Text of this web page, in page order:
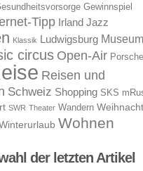
Gewinnspiel
Tipp Irland Jazz
Klassik Ludwigsburg Museum
circus Open-Air Porsche
Reisen und
Schweiz Shopping SKS
SWR Theater Wandern Weihnacht
Wohnen
der letzten Artikel